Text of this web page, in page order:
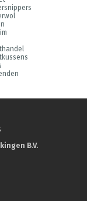
B.V.